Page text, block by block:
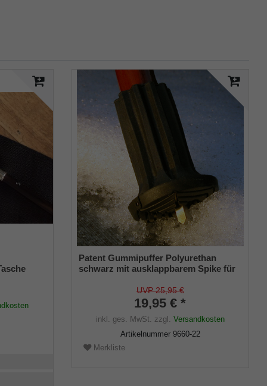
Patent Gummipuffer Polyurethan
schwarz mit ausklappbarem Spike für
flexibler Schaft für Durchmesser von
UVP 25,95 €
19,95 € *
inkl. ges. MwSt. zzgl. Versandkosten
Artikelnummer 9660-22
Merkliste